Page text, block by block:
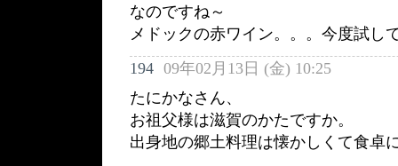
なのですね～
メドックの赤ワイン。。。今度試し
194 09年02月13日 (金) 10:25
たにかなさん、
お祖父様は滋賀のかたですか。
出身地の郷土料理は懐かしくて食卓